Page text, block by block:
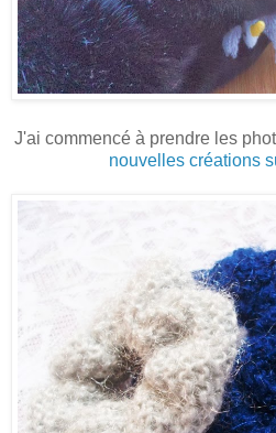
J'ai commencé à prendre les
nouvelles créations